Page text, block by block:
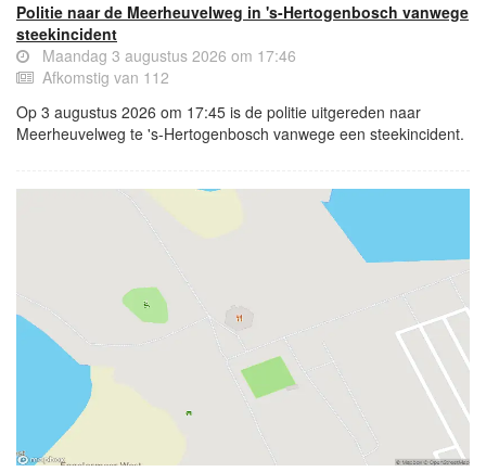
Politie naar de Meerheuvelweg in 's-Hertogenbosch vanwege
steekincident
Maandag 3 augustus 2026 om 17:46
Afkomstig van 112
Op 3 augustus 2026 om 17:45 is de politie uitgereden naar
Meerheuvelweg te 's-Hertogenbosch vanwege een steekincident.